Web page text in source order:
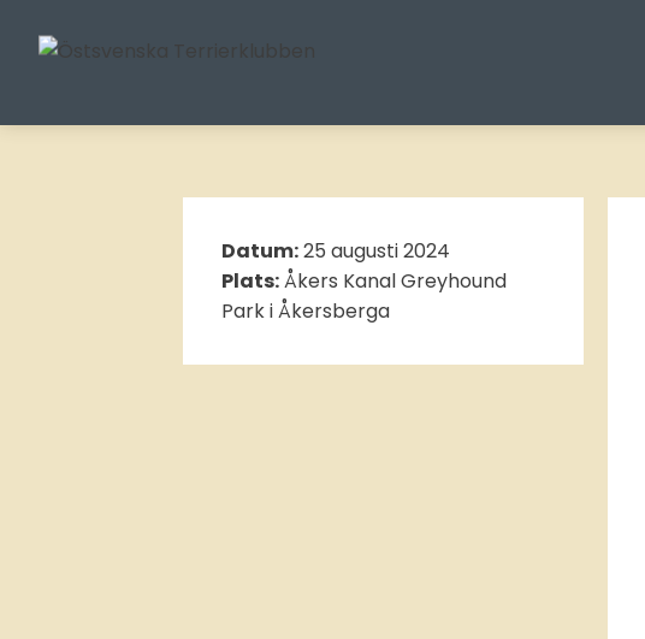
Datum:25 augusti 2024
Plats:Åkers Kanal Greyhound
Park i Åkersberga